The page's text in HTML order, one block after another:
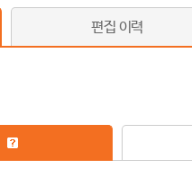
편집 이력